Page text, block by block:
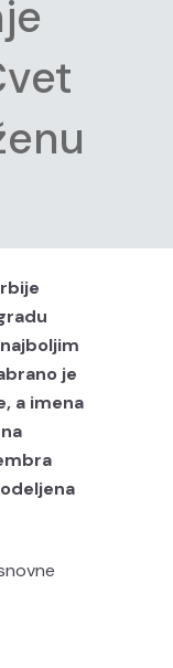
najboljim
je
a imena